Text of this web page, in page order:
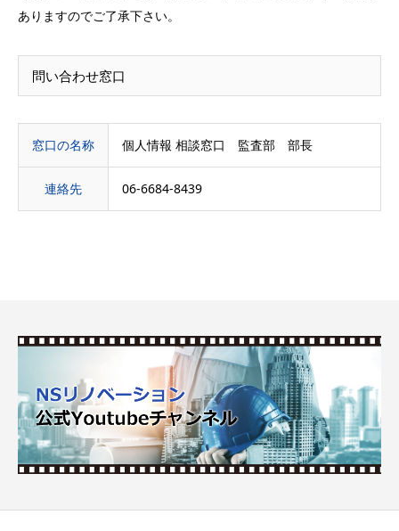
ありますのでご了承下さい。
問い合わせ窓口
窓口の名称 個人情報 相談窓口 監査部 部長
連絡先 06-6684-8439